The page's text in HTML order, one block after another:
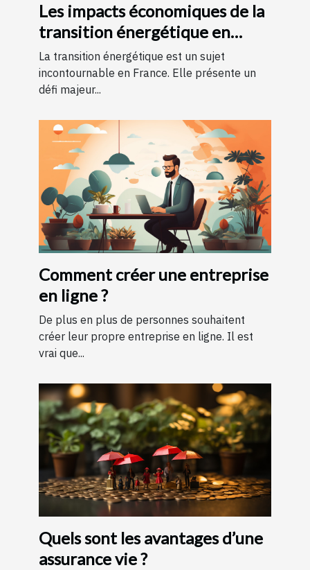
Les impacts économiques de la
transition énergétique en
France
La transition énergétique est un sujet
incontournable en France. Elle présente un
défi majeur...
Comment créer une entreprise
en ligne ?
De plus en plus de personnes souhaitent
créer leur propre entreprise en ligne. Il est
vrai que...
Quels sont les avantages d’une
assurance vie ?